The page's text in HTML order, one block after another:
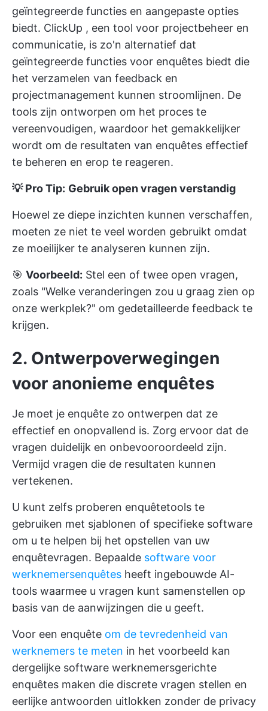
geïntegreerde functies en aangepaste opties
biedt. ClickUp , een tool voor projectbeheer en
communicatie, is zo'n alternatief dat
geïntegreerde functies voor enquêtes biedt die
het verzamelen van feedback en
projectmanagement kunnen stroomlijnen. De
tools zijn ontworpen om het proces te
vereenvoudigen, waardoor het gemakkelijker
wordt om de resultaten van enquêtes effectief
te beheren en erop te reageren.
💡 Pro Tip: Gebruik open vragen verstandig
Hoewel ze diepe inzichten kunnen verschaffen,
moeten ze niet te veel worden gebruikt omdat
ze moeilijker te analyseren kunnen zijn.
🎯 Voorbeeld: Stel een of twee open vragen,
zoals "Welke veranderingen zou u graag zien op
onze werkplek?" om gedetailleerde feedback te
krijgen.
2. Ontwerpoverwegingen
voor anonieme enquêtes
Je moet je enquête zo ontwerpen dat ze
effectief en onopvallend is. Zorg ervoor dat de
vragen duidelijk en onbevooroordeeld zijn.
Vermijd vragen die de resultaten kunnen
vertekenen.
U kunt zelfs proberen enquêtetools te
gebruiken met sjablonen of specifieke software
om u te helpen bij het opstellen van uw
enquêtevragen. Bepaalde software voor
werknemersenquêtes heeft ingebouwde AI-
tools waarmee u vragen kunt samenstellen op
basis van de aanwijzingen die u geeft.
Voor een enquête om de tevredenheid van
werknemers te meten in het voorbeeld kan
dergelijke software werknemersgerichte
enquêtes maken die discrete vragen stellen en
eerlijke antwoorden uitlokken zonder de privacy